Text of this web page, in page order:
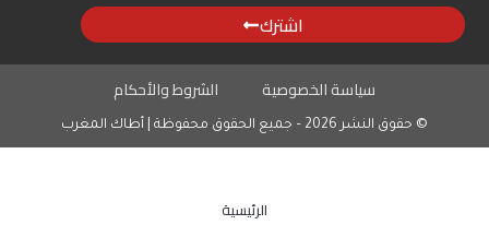
اشترك
© حقوق النشر 2026 – جميع الحقوق محفوظة | أطاك المغرب
سياسة الخصوصية الشروط والأحكام
الرئيسية